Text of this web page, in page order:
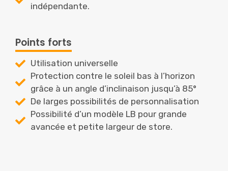
indépendante.​
Points forts
Utilisation universelle​
Protection contre le soleil bas à l’horizon
grâce à un angle d’inclinaison jusqu’à 85°​
De larges possibilités de personnalisation​
Possibilité d’un modèle LB pour grande
avancée et petite largeur de store.​